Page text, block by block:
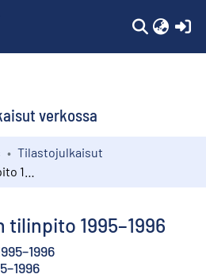
verkossa
Tilastojulkaisut
1995–1996